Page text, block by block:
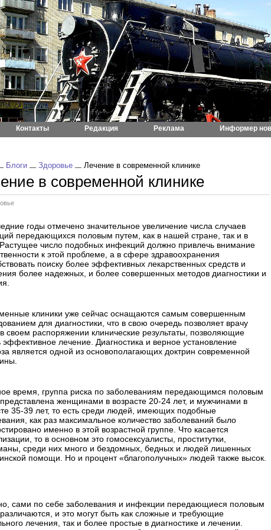
Контакты Редакция Реклама Информер
Блоги Здоровье Лечение в современной клинике
в современной клинике
годы отмечено значительное увеличение числа случаев
передающихся половым путем, как в нашей стране, так и в
число подобных инфекций должно привлечь внимание
к этой проблеме, а в сфере здравоохранения
поиску более эффективных лекарственных средств и
более надежных, и более совершенных методов диагностики и
клиники уже сейчас оснащаются самым совершенным
для диагностики, что в свою очередь позволяет врачу
своем распоряжении клинические результаты, позволяющие
эффективное лечение. Диагностика и верное установление
является одной из основополагающих доктрин современной
время, группа риска по заболеваниям передающимся половым
женщинами в возрасте 20-24 лет, и мужчинами в
35-39 лет, то есть среди людей, имеющих подобные
как раз максимальное количество заболеваний было
именно в этой возрастной группе. Что касается
то в основном это гомосексуалисты, проститутки,
среди них много и бездомных, бедных и людей лишенных
помощи. Но и процент «благополучных» людей также высок.
сами по себе заболевания и инфекции передающиеся половым
и это могут быть как сложные и требующие
лечения, так и более простые в диагностике и лечении.